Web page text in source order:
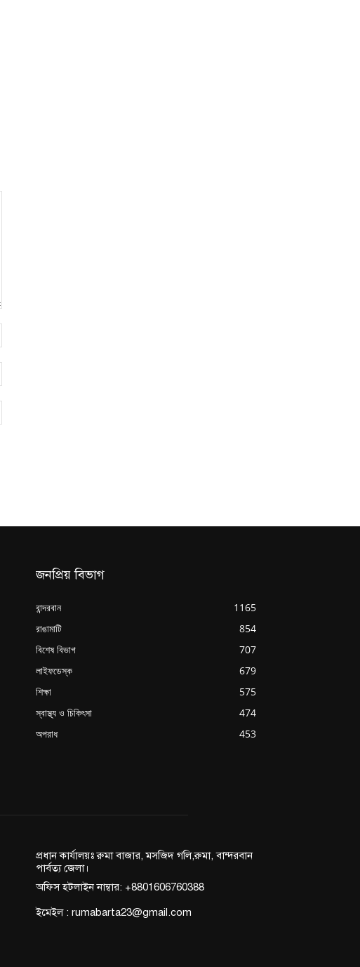
জনপ্রিয় বিভাগ
বান্দরবান
1165
রাঙামাটি
854
বিশেষ বিভাগ
707
লাইফডেস্ক
679
শিক্ষা
575
স্বাস্থ্য ও চিকিৎসা
474
অপরাধ
453
প্রধান কার্যালয়ঃ রুমা বাজার, মসজিদ গলি,রুমা, বান্দরবান
পার্বত্য জেলা।
অফিস হটলাইন নাম্বার: +8801606760388
ইমেইল : rumabarta23@gmail.com